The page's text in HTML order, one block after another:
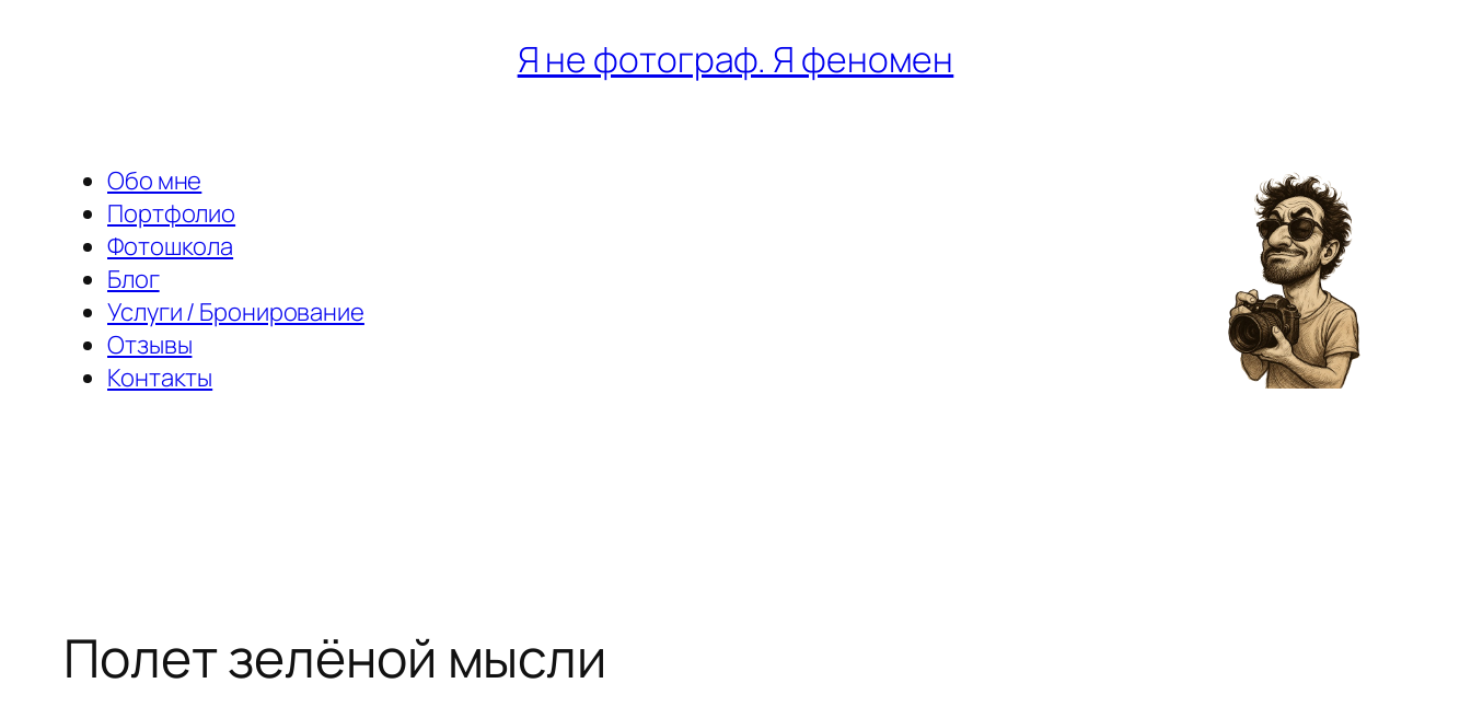
Я не фотограф. Я феномен
Обо мне
Портфолио
Фотошкола
Блог
Услуги / Бронирование
Отзывы
Контакты
Полет зелёной мысли